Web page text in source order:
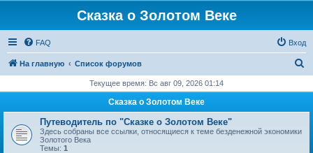
Сказка о Золотом Веке
FAQ Вход
На главную Список форумов
с
Текущее время: Вс авг 09, 2026 01:14
Сказка о Золотом Веке
Путеводитель по "Сказке о Золотом Веке"
Здесь собраны все ссылки, относящиеся к теме безденежной экономики
Золотого Века
Темы: 1